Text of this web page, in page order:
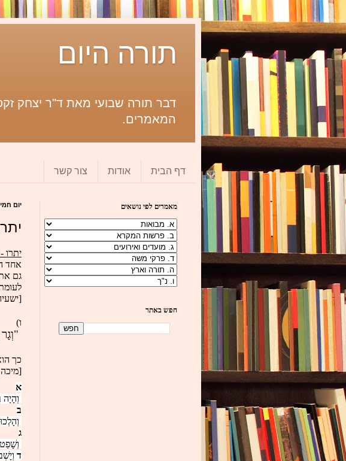
תורה היום
דבר תורה שבועי מאת ד"ר יצחק
המאמרים.
דף הבית אודות צור קשר
יום חמישי, 14
יתרו
אחד
גם
ו)
כך
[מיכה ד
א
ב
ג
ד
מאמרים לפי נושאים
חפש באתר